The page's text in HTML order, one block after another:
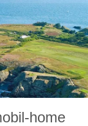
home